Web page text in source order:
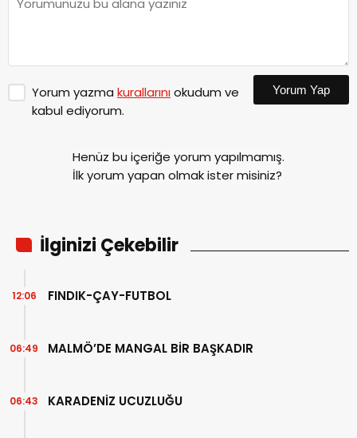
Yorum yazma kurallarınıokudum ve
kabul ediyorum.
Yorum Yap
Henüz bu içeriğe yorum yapılmamış.
İlk yorum yapan olmak ister misiniz?
İlginizi Çekebilir
FINDIK-ÇAY-FUTBOL
12:06
MALMÖ’DE MANGAL BİR BAŞKADIR
06:49
KARADENİZ UCUZLUĞU
06:43